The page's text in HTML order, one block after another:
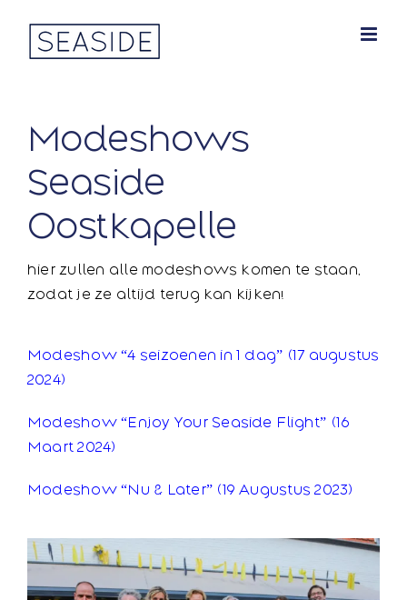
inhoud
Modeshows
Seaside
Oostkapelle
hier zullen alle modeshows komen te staan,
zodat je ze altijd terug kan kijken!
Modeshow “4 seizoenen in 1 dag” (17 augustus
2024)
Modeshow “Enjoy Your Seaside Flight” (16
Maart 2024)
Modeshow “Nu & Later” (19 Augustus 2023)